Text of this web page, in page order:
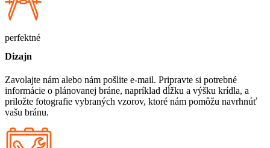
perfektné
Dizajn
Zavolajte nám alebo nám pošlite e-mail. Pripravte si potrebné
informácie o plánovanej bráne, napríklad dĺžku a výšku krídla, a
priložte fotografie vybraných vzorov, ktoré nám pomôžu navrhnúť
vašu bránu.